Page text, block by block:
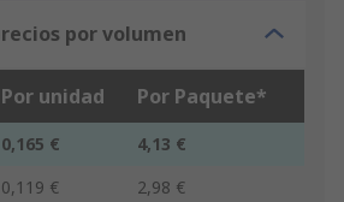
por volumen
Por unidad Por Paquete*
0,165 €
4,13 €
0,119 €
2,98 €